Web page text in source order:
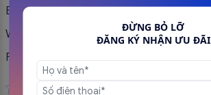
ĐỪNG BỎ LỠ
ĐĂNG KÝ NHẬN ƯU ĐÃI
Email: contact@softdreams.vn
Website:
easyinvoice.vn
Facebook:
Đánh giá bài viết